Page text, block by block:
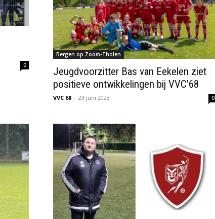
0
Bergen op Zoom-Tholen
Jeugdvoorzitter Bas van Eekelen ziet
positieve ontwikkelingen bij VVC’68
VVC 68 - 23 juni 2023 0